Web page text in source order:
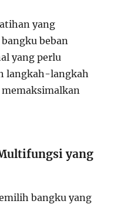
yang
beban
yang perlu
langkah-langkah
yang
bangku yang